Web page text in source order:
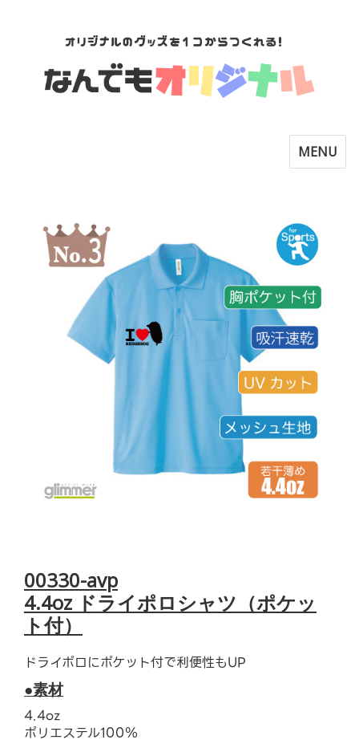
Toggle
MENU
00330-avp
4.4oz ドライポロシャツ（ポケッ
ト付）
ドライポロにポケット付で利便性もUP
●素材
4.4oz
ポリエステル100％